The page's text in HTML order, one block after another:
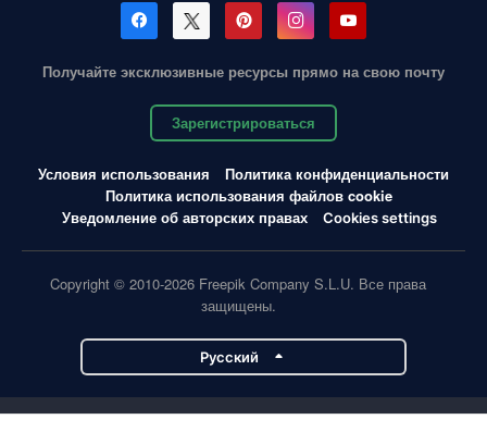
Получайте эксклюзивные ресурсы прямо на свою почту
Зарегистрироваться
Условия использования
Политика конфиденциальности
Политика использования файлов cookie
Уведомление об авторских правах
Cookies settings
Copyright © 2010-2026 Freepik Company S.L.U. Все права
защищены.
Pусский